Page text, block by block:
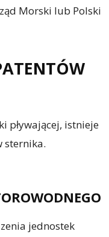
Morski lub Polski
pływającej, istnieje
sternika.
jednostek